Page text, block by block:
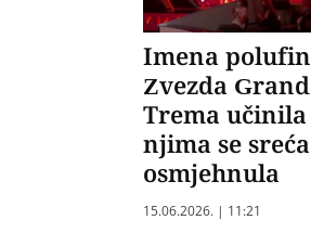
Imena
Zvezda
Trema učinila
njima se sreća
osmjehnula
15.06.2026. | 11:21